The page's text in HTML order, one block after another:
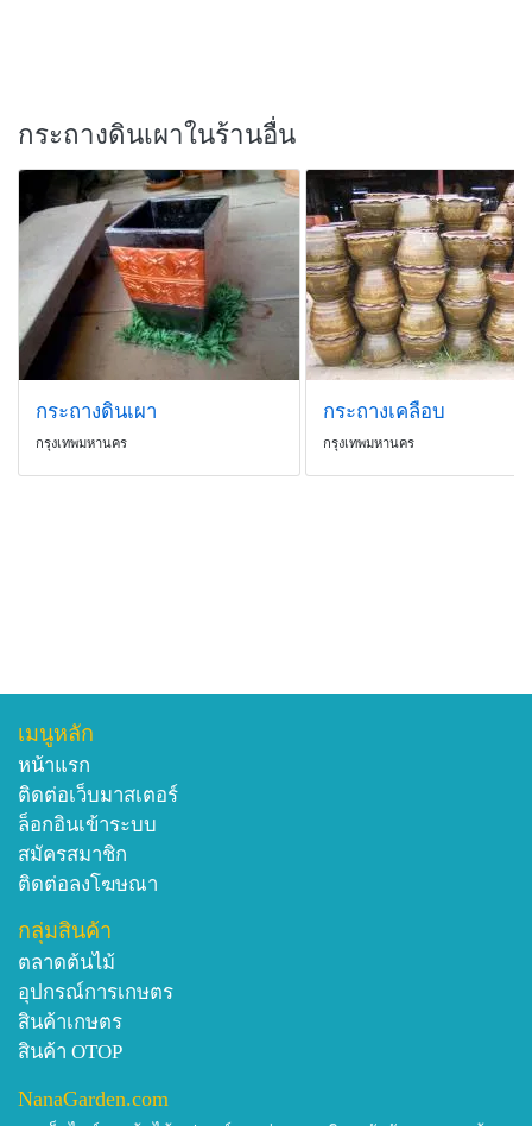
กระถางดินเผาในร้านอื่น
กระถางดินเผา
กรุงเทพมหานคร
กระถางเคลือบ
กรุงเทพมหานคร
เมนูหลัก
หน้าแรก
ติดต่อเว็บมาสเตอร์
ล็อกอินเข้าระบบ
สมัครสมาชิก
ติดต่อลงโฆษณา
กลุ่มสินค้า
ตลาดต้นไม้
อุปกรณ์การเกษตร
สินค้าเกษตร
สินค้า OTOP
NanaGarden.com